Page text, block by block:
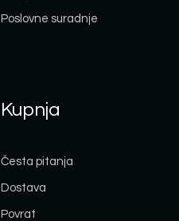
Poslovne suradnje
Kupnja
Česta pitanja
Dostava
Povrat